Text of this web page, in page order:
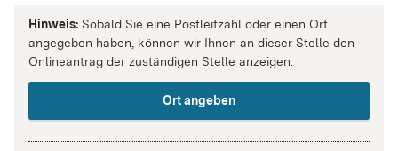
Hinweis: Sobald Sie eine Postleitzahl oder einen Ort
angegeben haben, können wir Ihnen an dieser Stelle den
Onlineantrag der zuständigen Stelle anzeigen.
Ort angeben